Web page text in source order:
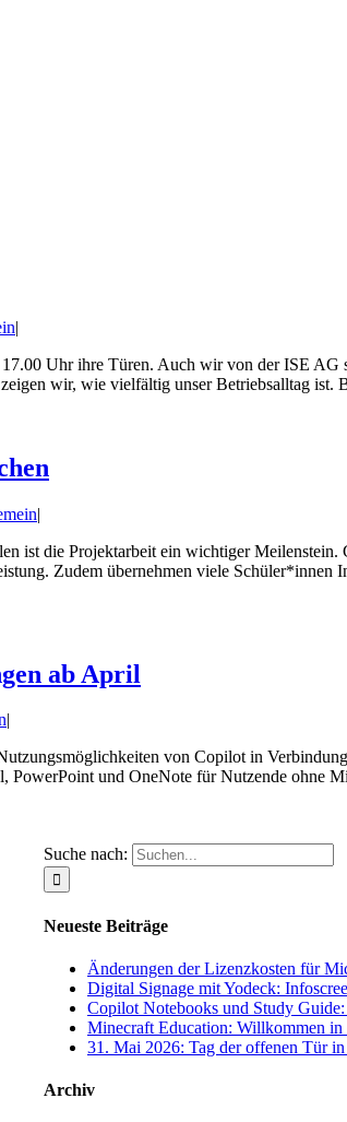
|
Uhr ihre Türen. Auch wir von der ISE
wir, wie vielfältig unser Betriebsalltag ist.
|
ist die Projektarbeit ein wichtiger
Zudem übernehmen viele
ab April
|
von Copilot in
und OneNote für Nutzende ohne
Suche nach:
Neueste Beiträge
Änderungen der Lizenzkosten für
Digital Signage mit Yodeck:
Copilot Notebooks und Study
Minecraft Education: Willkommen
31. Mai 2026: Tag der offenen Tür
Archiv